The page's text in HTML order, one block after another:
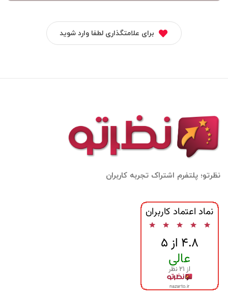
برای علامتگذاری لطفا وارد شوید
نظرتو؛ پلتفرم اشتراک تجربه کاربران